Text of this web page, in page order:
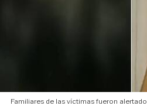
Familiares de las víctimas fueron